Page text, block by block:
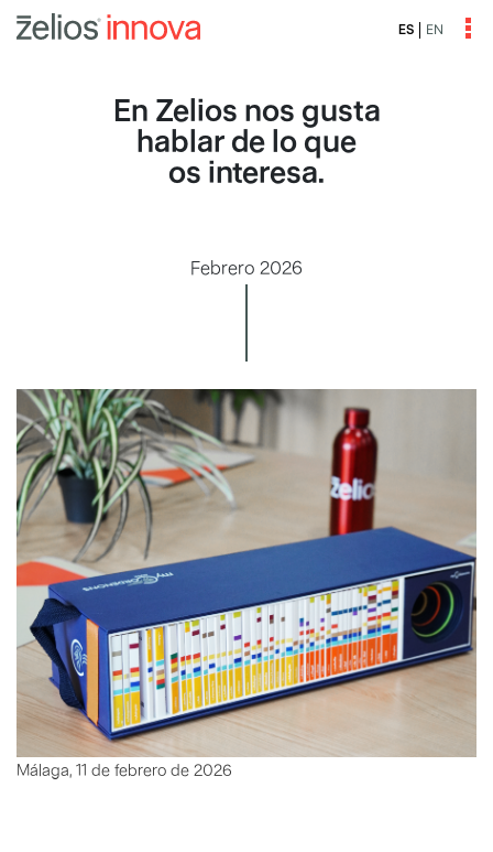
ES EN
En Zelios nos gusta
hablar de lo que
os interesa.
Febrero 2026
Málaga, 11 de febrero de 2026